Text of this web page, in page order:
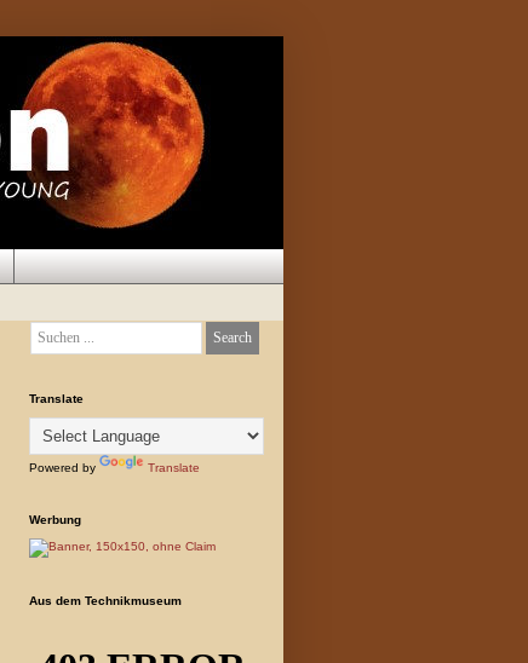
Translate
Powered by Translate
Werbung
Aus dem Technikmuseum